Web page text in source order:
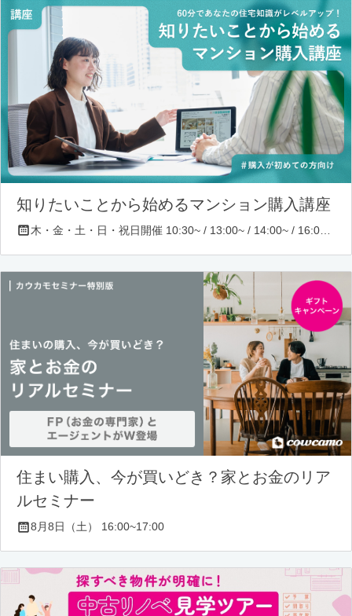
知りたいことから始めるマンション購入講座
住まい購入、今が買いどき？家とお金のリア
ルセミナー
8月8日（土） 16:00~17:00